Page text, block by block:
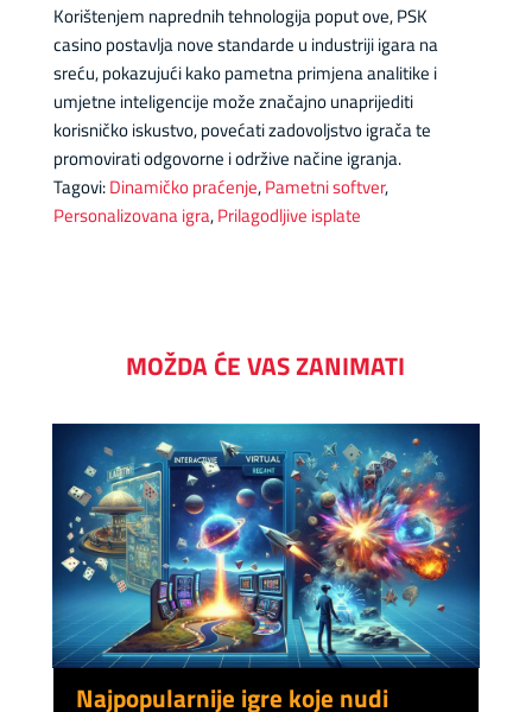
Korištenjem naprednih tehnologija poput ove, PSK
casino postavlja nove standarde u industriji igara na
sreću, pokazujući kako pametna primjena analitike i
umjetne inteligencije može značajno unaprijediti
korisničko iskustvo, povećati zadovoljstvo igrača te
promovirati odgovorne i održive načine igranja.
Tagovi:Dinamičko praćenje,Pametni softver,
Personalizovana igra,Prilagodljive isplate
MOŽDA ĆE VAS ZANIMATI
Najpopularnije igre koje nudi